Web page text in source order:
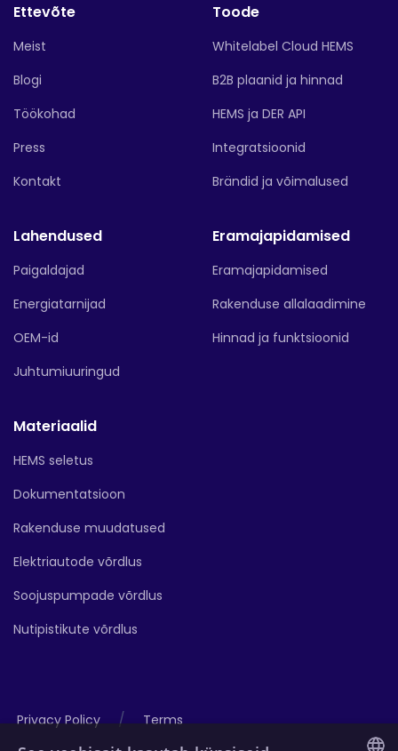
Ettevõte
Meist
Blogi
Töökohad
Press
Kontakt
Toode
Whitelabel Cloud HEMS
B2B plaanid ja hinnad
HEMS ja DER API
Integratsioonid
Brändid ja võimalused
Lahendused
Paigaldajad
Energiatarnijad
OEM-id
Juhtumiuuringud
Eramajapidamised
Eramajapidamised
Rakenduse allalaadimine
Hinnad ja funktsioonid
Materiaalid
HEMS seletus
Dokumentatsioon
Rakenduse muudatused
Elektriautode võrdlus
Soojuspumpade võrdlus
Nutipistikute võrdlus
Privacy Policy / Terms